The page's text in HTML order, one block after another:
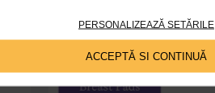
PERSONALIZEAZĂ SETĂRILE
ACCEPTĂ SI CONTINUĂ